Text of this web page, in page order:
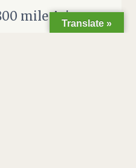
mile Arizona
Translate »